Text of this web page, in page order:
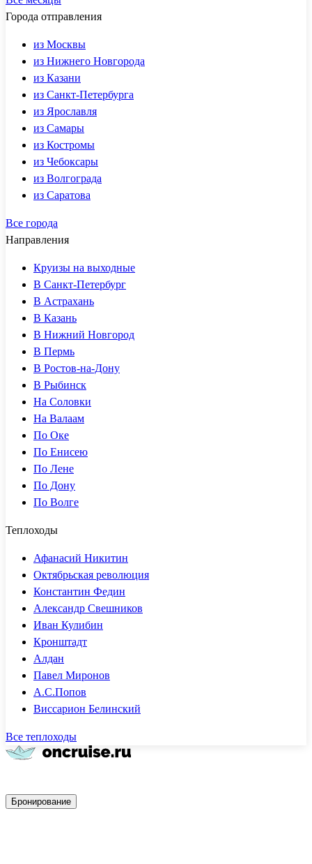
Города отправления
из Москвы
из Нижнего Новгорода
из Казани
из Санкт-Петербурга
из Ярославля
из Самары
из Костромы
из Чебоксары
из Волгограда
из Саратова
Все города
Направления
Круизы на выходные
В Санкт-Петербург
В Астрахань
В Казань
В Нижний Новгород
В Пермь
В Ростов-на-Дону
В Рыбинск
На Соловки
На Валаам
По Оке
По Енисею
По Лене
По Дону
По Волге
Теплоходы
Афанасий Никитин
Октябрьская революция
Константин Федин
Александр Свешников
Иван Кулибин
Кронштадт
Алдан
Павел Миронов
А.С.Попов
Виссарион Белинский
Все теплоходы
Бронирование